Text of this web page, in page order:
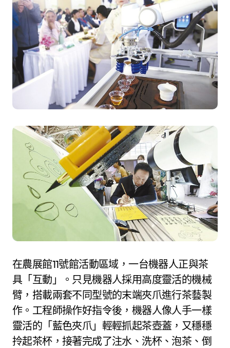
在農展館11號館活動區域，一台機器人正與茶
具「互動」。只見機器人採用高度靈活的機械
臂，搭載兩套不同型號的末端夾爪進行茶藝製
作。工程師操作好指令後，機器人像人手一樣
靈活的「藍色夾爪」輕輕抓起茶壺蓋，又穩穩
拎起茶杯，接著完成了注水、洗杯、泡茶、倒